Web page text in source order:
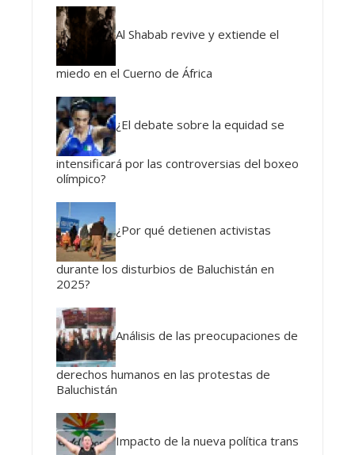
Al Shabab revive y extiende el
miedo en el Cuerno de África
¿El debate sobre la equidad se
intensificará por las controversias del boxeo
olímpico?
¿Por qué detienen activistas
durante los disturbios de Baluchistán en
2025?
Análisis de las preocupaciones de
derechos humanos en las protestas de
Baluchistán
Impacto de la nueva política trans